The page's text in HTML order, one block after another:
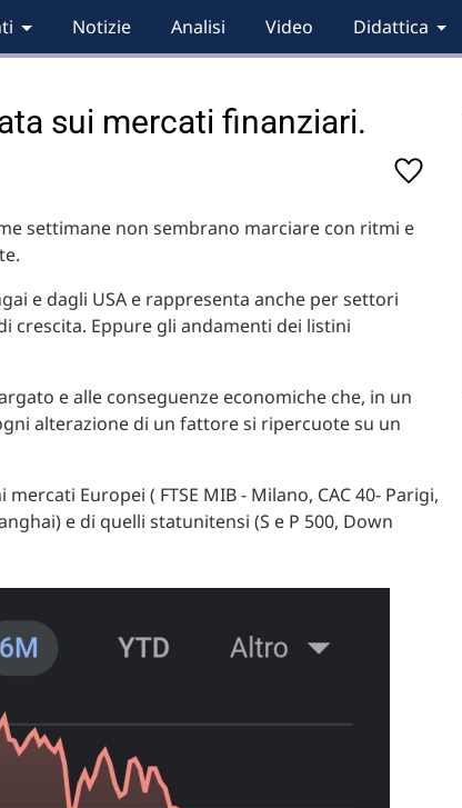
Notizie Analisi Video Didattica
sui mercati finanziari.
settimane non sembrano marciare con ritmi e
e dagli USA e rappresenta anche per settori
crescita. Eppure gli andamenti dei listini
e alle conseguenze economiche che, in un
alterazione di un fattore si ripercuote su un
Europei ( FTSE MIB - Milano, CAC 40- Parigi,
e di quelli statunitensi (S e P 500, Down